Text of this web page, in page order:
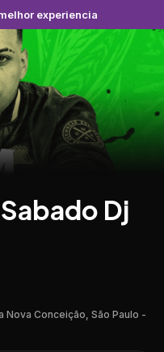
experiencia
Dj
Nova Conceição, São Paulo -